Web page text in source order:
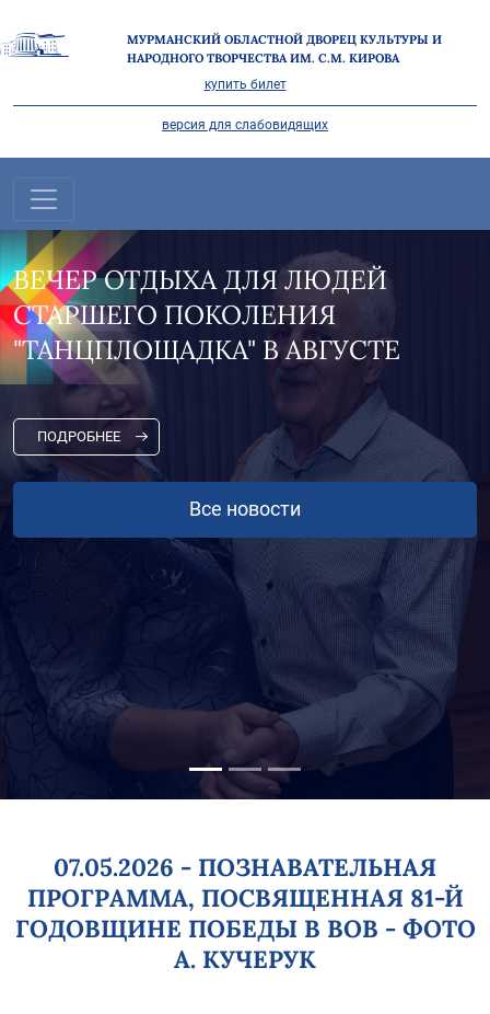
МУРМАНСКИЙ ОБЛАСТНОЙ ДВОРЕЦ КУЛЬТУРЫ И
НАРОДНОГО ТВОРЧЕСТВА ИМ. С.М. КИРОВА
купить билет
версия для слабовидящих
ДЛЯ ЛЮДЕЙ
В АВГУСТЕ
"НА СЕВЕРЕ
РАЗГАРЕ!
ПОДРОБНЕЕ
07.05.2026 - ПОЗНАВАТЕЛЬНАЯ
ПРОГРАММА, ПОСВЯЩЕННАЯ 81-Й
ГОДОВЩИНЕ ПОБЕДЫ В ВОВ - ФОТО
А. КУЧЕРУК